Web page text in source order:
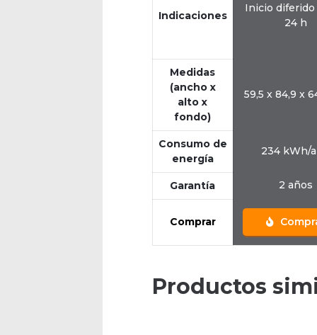
Indicaciones
Inicio diferido
24 h
Medidas
(ancho x
alto x
fondo)
59,5 x 84,9 x
Consumo de
energía
234 kWh/
Garantía 2 años
Comprar
Productos